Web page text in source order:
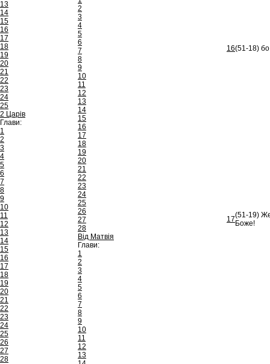
13
14
15
16
17
18
19
20
21
22
23
24
25
2 Царів
Глави:
1
2
3
4
5
6
7
8
9
10
11
12
13
14
15
16
17
18
19
20
21
22
23
24
25
26
27
28
2
3
4
5
6
7
8
9
10
11
12
13
14
15
16
17
18
19
20
21
22
23
24
25
26
27
28
Від Матвія
Глави:
1
2
3
4
5
6
7
8
9
10
11
12
13
16(51-18)
17(51-19)
Боже!